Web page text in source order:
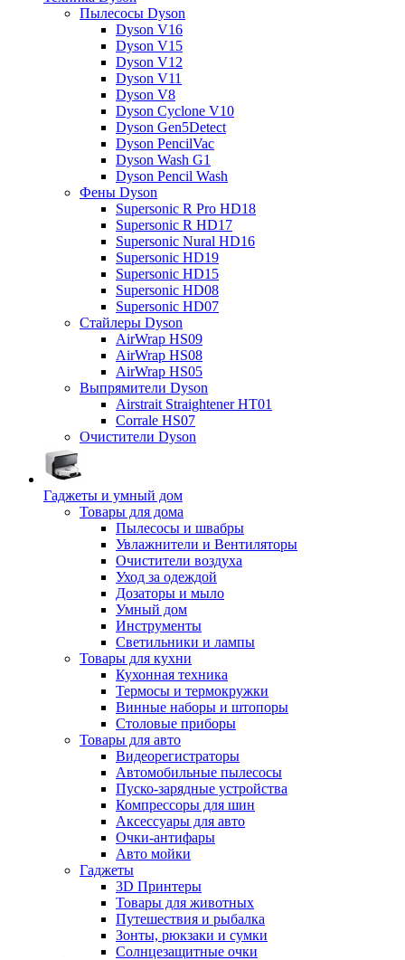
Пылесосы Dyson
Dyson V16
Dyson V15
Dyson V12
Dyson V11
Dyson V8
Dyson Cyclone V10
Dyson Gen5Detect
Dyson PencilVac
Dyson Wash G1
Dyson Pencil Wash
Фены Dyson
Supersonic R Pro HD18
Supersonic R HD17
Supersonic Nural HD16
Supersonic HD19
Supersonic HD15
Supersonic HD08
Supersonic HD07
Стайлеры Dyson
AirWrap HS09
AirWrap HS08
AirWrap HS05
Выпрямители Dyson
Airstrait Straightener HT01
Corrale HS07
Очистители Dyson
Гаджеты и умный дом
Товары для дома
Пылесосы и швабры
Увлажнители и Вентиляторы
Очистители воздуха
Уход за одеждой
Дозаторы и мыло
Умный дом
Инструменты
Светильники и лампы
Товары для кухни
Кухонная техника
Термосы и термокружки
Винные наборы и штопоры
Столовые приборы
Товары для авто
Видеорегистраторы
Автомобильные пылесосы
Пуско-зарядные устройства
Компрессоры для шин
Аксессуары для авто
Очки-антифары
Авто мойки
Гаджеты
3D Принтеры
Товары для животных
Путешествия и рыбалка
Зонты, рюкзаки и сумки
Солнцезащитные очки